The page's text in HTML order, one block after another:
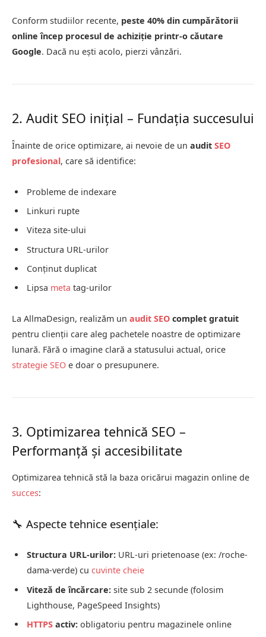
Conform studiilor recente, peste 40% din cumpărătorii
online încep procesul de achiziție printr-o căutare
Google. Dacă nu ești acolo, pierzi vânzări.
2. Audit SEO inițial – Fundația succesului
Înainte de orice optimizare, ai nevoie de un audit SEO
profesional, care să identifice:
Probleme de indexare
Linkuri rupte
Viteza site-ului
Structura URL-urilor
Conținut duplicat
Lipsa meta tag-urilor
La AllmaDesign, realizăm un audit SEO complet gratuit
pentru clienții care aleg pachetele noastre de optimizare
lunară. Fără o imagine clară a statusului actual, orice
strategie SEO e doar o presupunere.
3. Optimizarea tehnică SEO –
Performanță și accesibilitate
Optimizarea tehnică stă la baza oricărui magazin online de
succes:
🔧 Aspecte tehnice esențiale:
Structura URL-urilor: URL-uri prietenoase (ex: /roche-
dama-verde) cu cuvinte cheie
Viteză de încărcare: site sub 2 secunde (folosim
Lighthouse, PageSpeed Insights)
HTTPS activ: obligatoriu pentru magazinele online